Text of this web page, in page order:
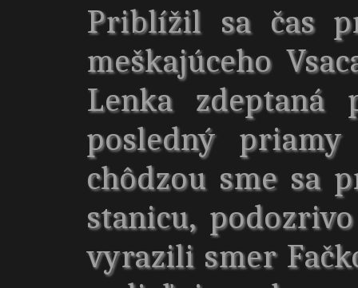
Priblížil sa čas
meškajúceho
Lenka zdeptaná
posledný
chôdzou sme sa
stanicu,
vyrazili smer